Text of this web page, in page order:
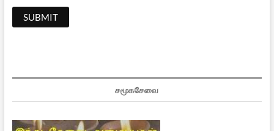
சமூகசேவை